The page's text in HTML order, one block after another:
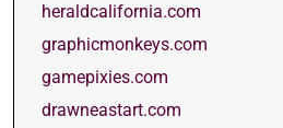
heraldcalifornia.com
graphicmonkeys.com
gamepixies.com
drawneastart.com